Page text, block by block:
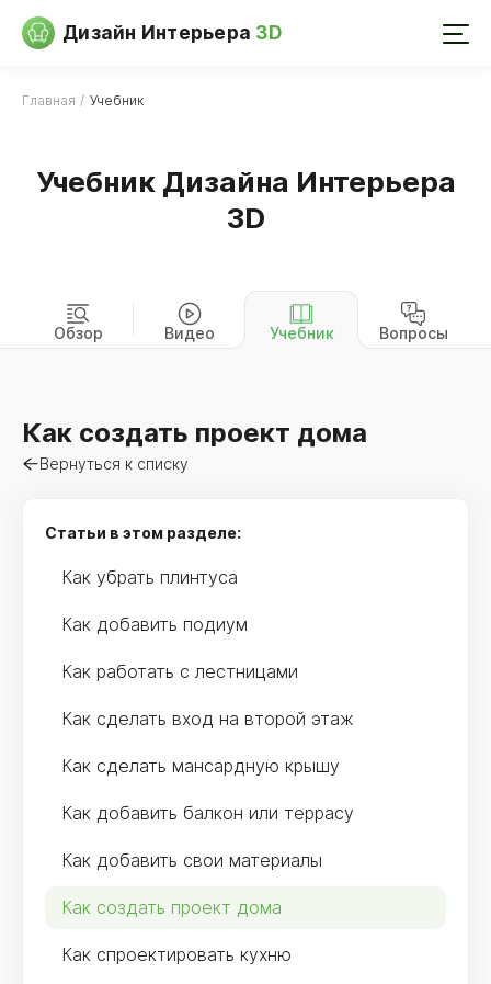
Дизайн Интерьера 3D
Главная Учебник
Учебник Дизайна Интерьера
3D
Обзор Видео Учебник Вопросы
Как создать проект дома
Вернуться к списку
Статьи в этом разделе:
Как убрать плинтуса
Как добавить подиум
Как работать с лестницами
Как сделать вход на второй этаж
Как сделать мансардную крышу
Как добавить балкон или террасу
Как добавить свои материалы
Как создать проект дома
Как спроектировать кухню